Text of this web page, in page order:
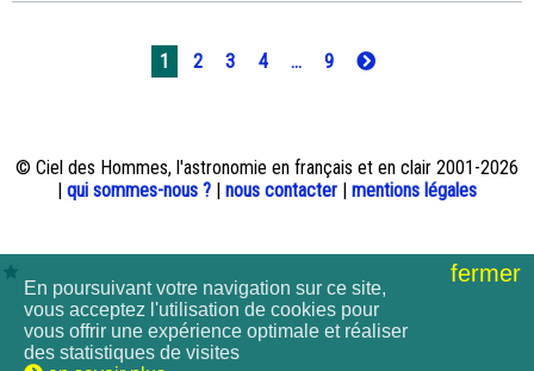
1 2 3 4 ... 9
© Ciel des Hommes, l'astronomie en français et en clair 2001-2026
| qui sommes-nous ? | nous contacter | mentions légales
fermer
En poursuivant votre navigation sur ce site,
vous acceptez l'utilisation de cookies pour
vous offrir une expérience optimale et réaliser
des statistiques de visites